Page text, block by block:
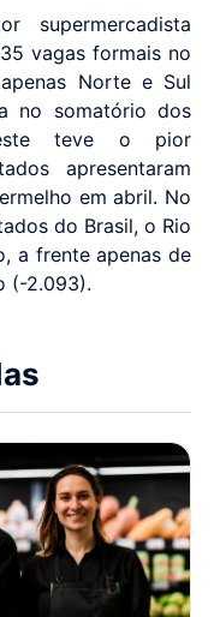
supermercadista
vagas formais no
Norte e Sul
no somatório dos
teve o pior
apresentaram
em abril. No
do Brasil, o Rio
a frente apenas de
(-2.093).